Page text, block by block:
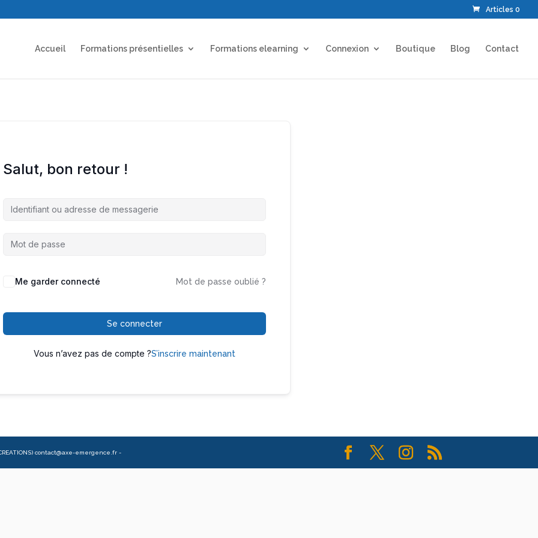
Articles 0
Accueil Formations présentielles Formations elearning Connexion Boutique Blog Contact
Salut, bon retour !
Me garder connecté Mot de passe oublié ?
Se connecter
Vous n’avez pas de compte ?S’inscrire maintenant
contact@axe-emergence.fr -